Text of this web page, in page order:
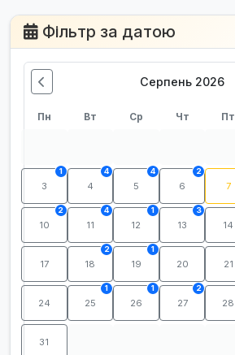
Фільтр за датою
Серпень 2026
Пн Вт Ср Чт Пт
3
1
4
4
5
4
6
2
7
10
2
11
4
12
1
13
3
14
17 18
2
19
1
20 21
24 25
1
26
1
27
2
28
31